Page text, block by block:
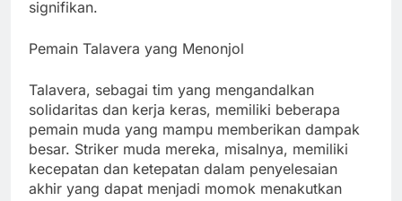
signifikan.
Pemain Talavera yang Menonjol
Talavera, sebagai tim yang mengandalkan
solidaritas dan kerja keras, memiliki beberapa
pemain muda yang mampu memberikan dampak
besar. Striker muda mereka, misalnya, memiliki
kecepatan dan ketepatan dalam penyelesaian
akhir yang dapat menjadi momok menakutkan